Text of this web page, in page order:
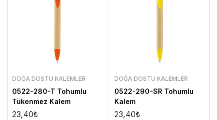
DOĞA DOSTU KALEMLER
0522-280-T Tohumlu
Tükenmez Kalem
23,40₺
DOĞA DOSTU KALEMLER
0522-290-SR Tohumlu
Kalem
23,40₺